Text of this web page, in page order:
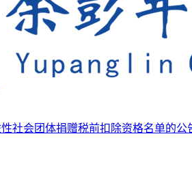
社会团体捐赠税前扣除资格名单的公